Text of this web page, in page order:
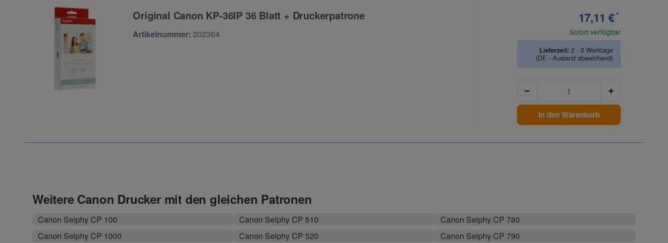
Original Canon KP-36IP 36 Blatt + Druckerpatrone
Zur Artikelbewertung
Artikelnummer:202364
17,11 €*
Sofort verfügbar
Lieferzeit: 2 - 3 Werktage
(DE - Ausland abweichend)
In den Warenkorb
Weitere Canon Drucker mit den gleichen Patronen
Canon Selphy CP 100
Canon Selphy CP 1000
Canon Selphy CP 510
Canon Selphy CP 520
Canon Selphy CP 780
Canon Selphy CP 790